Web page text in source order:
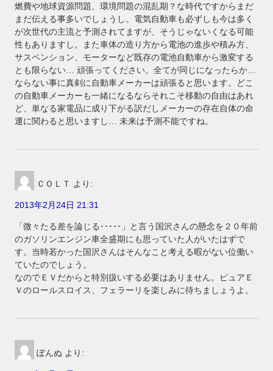
燃費や地球資源問題、環境問題の混乱期？な時代ですからまだ
まだ伝える事多いでしょうし。電気自動車も必ずしも今は多く
が次世代の主流と予測されてますが、そうじゃないくなる可能
性もありますし。また車体の造り方から電池の進歩や積み方、
サスペンション、モーターなど既存の電池自動車から激変する
とも限らない… 頑張ってください。全てが同じになったらか…
ならない事に真剣に自動車メーカーは頑張ると思います。どこ
の自動車メーカーも一緒になるならそれこそ移動の自由はあれ
ど、単なる家電品に成り下がる訳だしメーカーの存在自体の命
運に関わると思いますし… 未来は予測不能ですね。
ＣＯＬＴ より:
2013年2月24日 21:31
「微々たる差を論じる･････」と言う国沢さんの懸念を２０年前
のガソリンエンジン車全盛期にも思っていた人がいたはずで
す。当時若かった国沢さんはそんなこと考える暇がない位働い
ていたのでしょう。
なのでＥＶだからと特別扱いする必要はありません。ピュアＥ
Ｖのロールスロイス、フェラーリを楽しみに待ちましょうよ。
ぽんぬ より: